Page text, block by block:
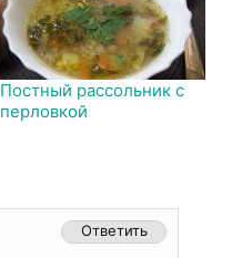
Постный рассольник с
перловкой
Ответить